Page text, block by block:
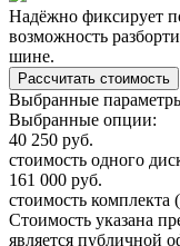
Надёжно фиксирует
возможность
шине.
Выбранные
Выбранные опции:
40 250 руб.
стоимость одного
161 000 руб.
стоимость комплекта
Стоимость указана
является публичной